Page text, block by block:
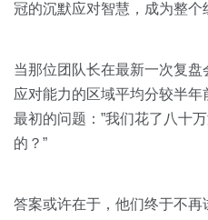
冠的沉默应对智慧，成为整个
当那位团队长在最新一次复
应对能力的区域平均分较半
最初的问题：”我们花了八十
的？”
答案或许在于，他们终于不再